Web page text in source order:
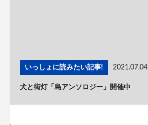
いっしょに読みたい記事! 2021.07.04
犬と街灯「島アンソロジー」開催中